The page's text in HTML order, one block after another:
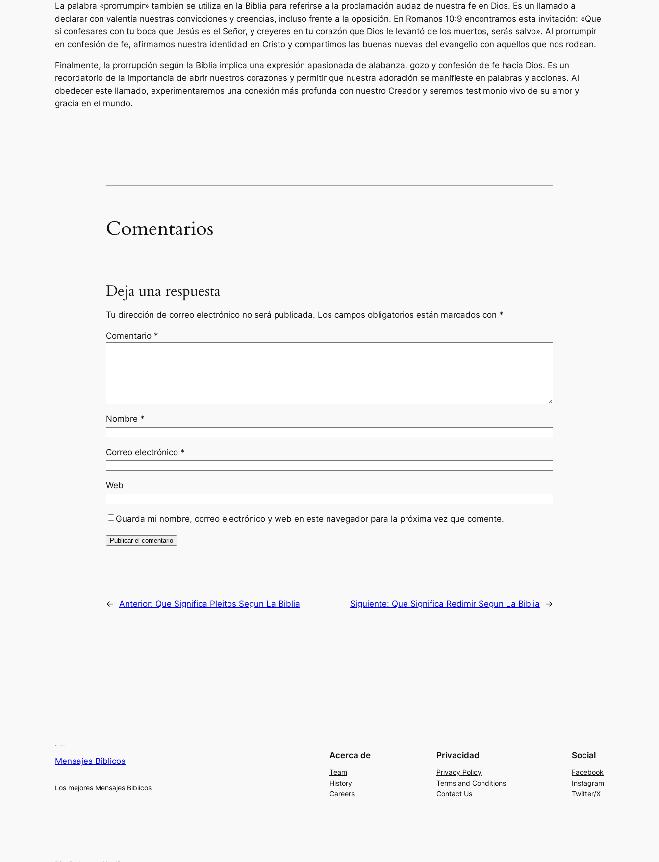
La palabra «prorrumpir» también se utiliza en la Biblia para referirse a la proclamación audaz de nuestra fe en Dios. Es un llamado a
declarar con valentía nuestras convicciones y creencias, incluso frente a la oposición. En Romanos 10:9 encontramos esta invitación: «Que
si confesares con tu boca que Jesús es el Señor, y creyeres en tu corazón que Dios le levantó de los muertos, serás salvo». Al prorrumpir
en confesión de fe, afirmamos nuestra identidad en Cristo y compartimos las buenas nuevas del evangelio con aquellos que nos rodean.
Finalmente, la prorrupción según la Biblia implica una expresión apasionada de alabanza, gozo y confesión de fe hacia Dios. Es un
recordatorio de la importancia de abrir nuestros corazones y permitir que nuestra adoración se manifieste en palabras y acciones. Al
obedecer este llamado, experimentaremos una conexión más profunda con nuestro Creador y seremos testimonio vivo de su amor y
gracia en el mundo.
Comentarios
Deja una respuesta
Tu dirección de correo electrónico no será publicada. Los campos obligatorios están marcados con *
Comentario *
Nombre *
Correo electrónico *
Web
Guarda mi nombre, correo electrónico y web en este navegador para la próxima vez que comente.
← Anterior: Que Significa Pleitos Segun La Biblia Siguiente: Que Significa Redimir Segun La Biblia →
Mensajes Bíblicos
Los mejores Mensajes Biblicos
Acerca de
Team
History
Careers
Privacidad
Privacy Policy
Terms and Conditions
Contact Us
Social
Facebook
Instagram
Twitter/X